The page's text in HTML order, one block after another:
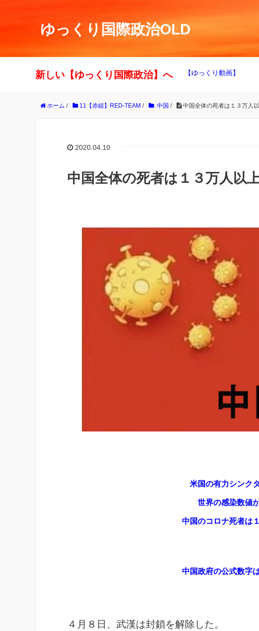
ゆっくり国際政治OLD
新しい【ゆっくり国際政治】へ 【ゆっくり動画】
ホーム / 11【赤組】RED-TEAM / .中国 / 中国全体の死者は１３万人
2020.04.10
中国全体の死者は１３万人以
米国の有力シンク
世界の感染数値
中国のコロナ死者は
中国政府の公式数字
４月８日、武漢は封鎖を解除した。